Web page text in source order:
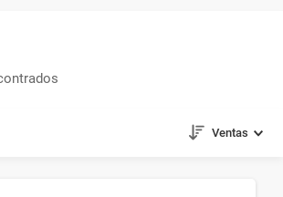
Ventas